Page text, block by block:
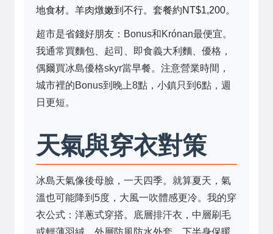
地食材。羊肉燉嫩到不行。套餐約NT$1,200。
超市是省錢好朋友：Bonus和Krónan最便宜。
我通常買麵包、起司、即食義大利麵、優格，
偶爾買冰島優格skyr當早餐。注意營業時間，
城市裡的Bonus到晚上8點，小鎮只到6點，週
日更短。
天氣與穿衣對策
冰島天氣像後母臉，一天四季。就算夏天，氣
溫也可能降到5度，大風一吹體感更冷。我的穿
衣公式：洋蔥式穿搭。底層排汗衣，中層刷毛
或輕薄羽絨，外層防風防水外套。下半身保暖